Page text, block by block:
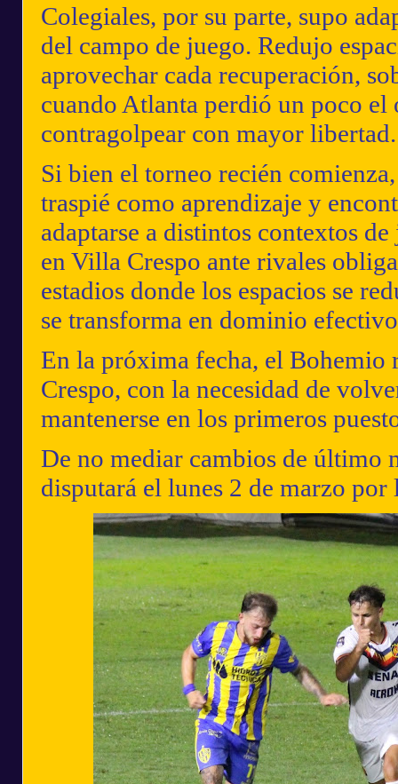
Colegiales, por su parte, supo
del campo de juego. Redujo
aprovechar cada recuperación,
cuando Atlanta perdió un poco el
contragolpear con mayor libertad.
Si bien el torneo recién
traspié como aprendizaje y
adaptarse a distintos contextos
en Villa Crespo ante rivales
estadios donde los espacios se
se transforma en dominio
En la próxima fecha, el Bohemio
Crespo, con la necesidad de
mantenerse en los primeros
De no mediar cambios de último
disputará el lunes 2 de marzo por